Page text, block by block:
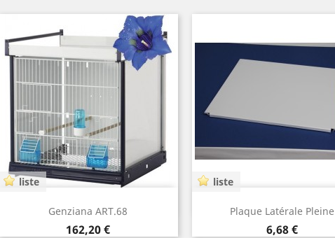
Genziana ART.68
Prix
162,20 €
liste
Plaque Latérale Pleine
Prix
6,68 €
liste
